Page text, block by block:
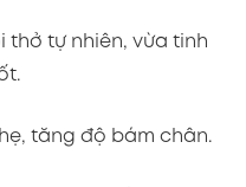
thở tự nhiên, vừa tinh
tăng độ bám chân.